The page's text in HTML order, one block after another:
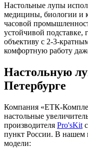
Настольные лупы
медицины, биологии и
часовой
устойчивой подставке,
объективу с 2-3-
комфортную работу
Настольную
Петербурге
Компания «ЕТК-
настольные
производителя Pro'sKit
пункт России. В нашем
модели: